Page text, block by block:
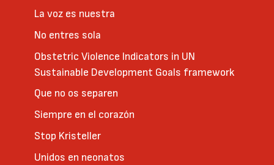
La voz es nuestra
No entres sola
Obstetric Violence Indicators in UN
Sustainable Development Goals framework
Que no os separen
Siempre en el corazón
Stop Kristeller
Unidos en neonatos